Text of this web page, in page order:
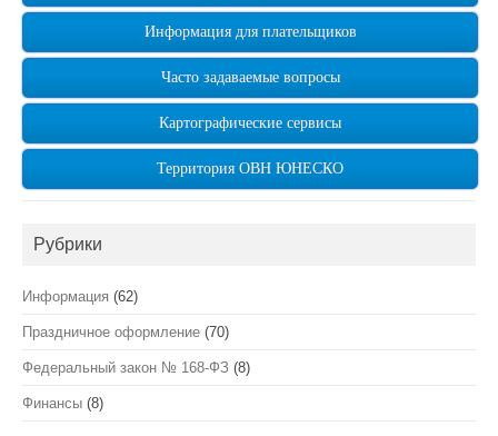
Информация для плательщиков
Часто задаваемые вопросы
Картографические сервисы
Территория ОВН ЮНЕСКО
Рубрики
Информация (62)
Праздничное оформление (70)
Федеральный закон № 168-ФЗ (8)
Финансы (8)